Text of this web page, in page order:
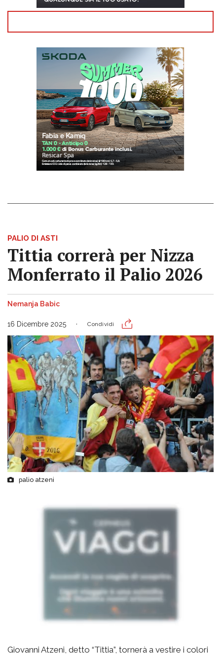
PALIO DI ASTI
Tittia correrà per Nizza
Monferrato il Palio 2026
Nemanja Babic
16 Dicembre 2025 Condividi
palio atzeni
Giovanni Atzeni, detto “Tittia”, tornerà a vestire i colori